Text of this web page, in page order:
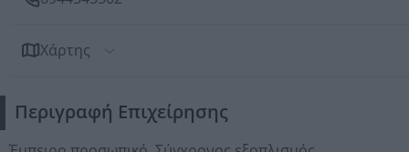
Χάρτης
Περιγραφή Επιχείρησης